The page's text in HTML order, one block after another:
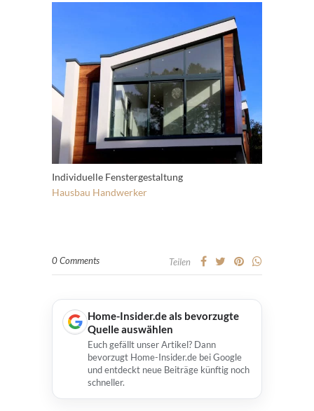
Individuelle Fenstergestaltung
Hausbau Handwerker
0 Comments Teilen
Home-Insider.de als bevorzugte
Quelle auswählen
Euch gefällt unser Artikel? Dann
bevorzugt Home-Insider.de bei Google
und entdeckt neue Beiträge künftig noch
schneller.